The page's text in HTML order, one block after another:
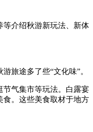
介绍秋游新玩法、新体
旅途多了些“文化味”。
气集市等玩法。白露宴
食。这些美食取材于地方